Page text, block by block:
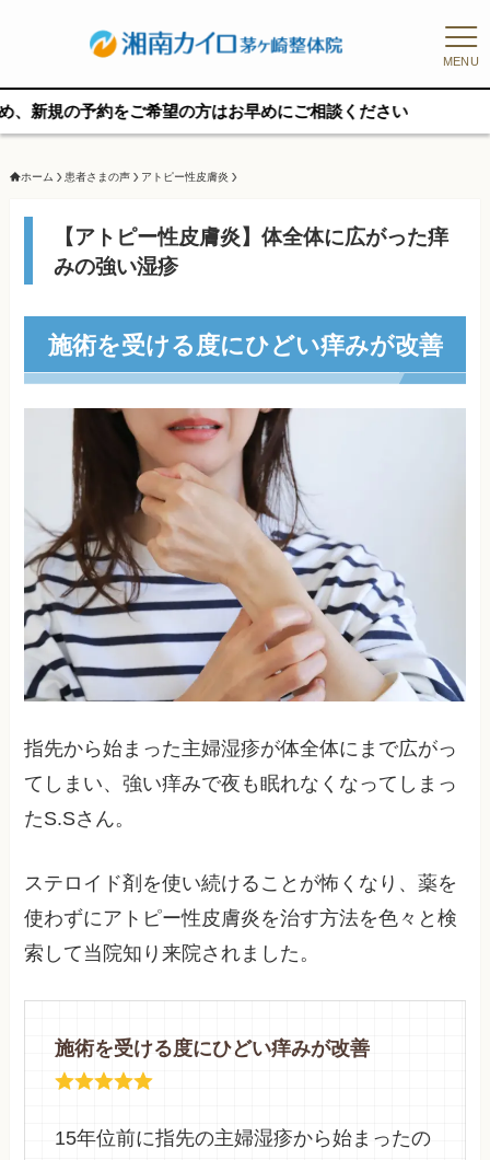
MENU
約をご希望の方はお早めにご相談ください
ホーム 患者さまの声 アトピー性皮膚炎
【アトピー性皮膚炎】体全体に広がった痒
みの強い湿疹
施術を受ける度にひどい痒みが改善
指先から始まった主婦湿疹が体全体にまで広がっ
てしまい、強い痒みで夜も眠れなくなってしまっ
たS.Sさん。
ステロイド剤を使い続けることが怖くなり、薬を
使わずにアトピー性皮膚炎を治す方法を色々と検
索して当院知り来院されました。
施術を受ける度にひどい痒みが改善
15年位前に指先の主婦湿疹から始まったの